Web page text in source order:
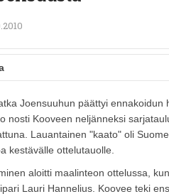
Joensuuhun päättyi
nosti Kooveen neljänneksi
Lauantainen "kaato" oli
kestävälle ottelutauolle.
aloitti maalinteon ottelussa,
Lauri Hannelius. Koovee teki